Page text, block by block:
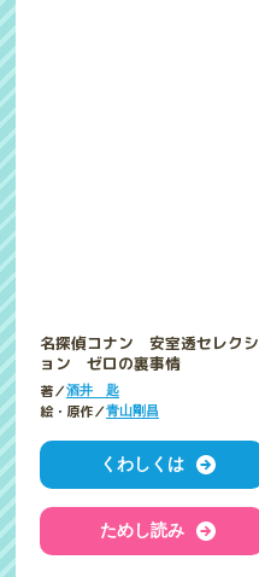
名探偵コナン 安室透セレクシ
ョン ゼロの裏事情
著／酒井 匙
絵・原作／青山剛昌
くわしくは
ためし読み